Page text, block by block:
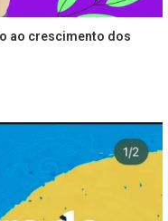
ao crescimento dos